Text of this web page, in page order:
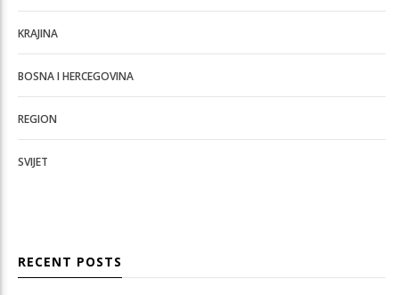
KRAJINA
BOSNA I HERCEGOVINA
REGION
SVIJET
RECENT POSTS